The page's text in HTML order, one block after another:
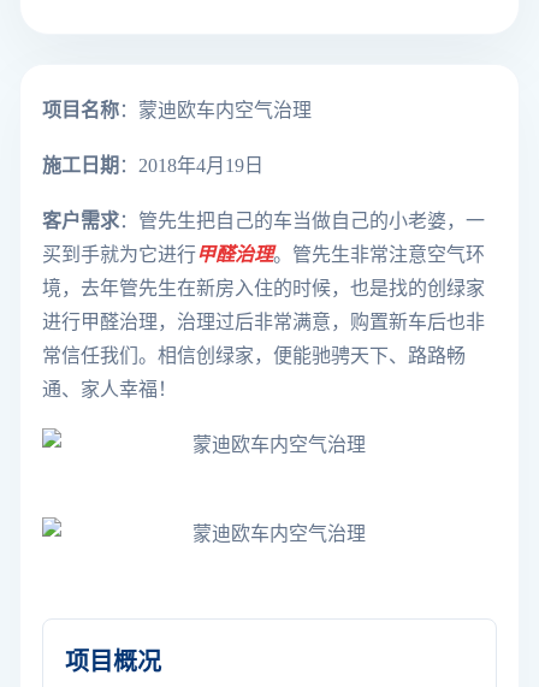
项目名称：蒙迪欧车内空气治理
施工日期 ：2018年4月19日
客户需求： 管先生把自己的车当做自己的小老婆，一
买到手就为它进行甲醛治理。管先生非常注意空气环
境，去年管先生在新房入住的时候，也是找的创绿家
进行甲醛治理，治理过后非常满意，购置新车后也非
常信任我们。相信创绿家，便能驰骋天下、路路畅
通、家人幸福！
项目概况